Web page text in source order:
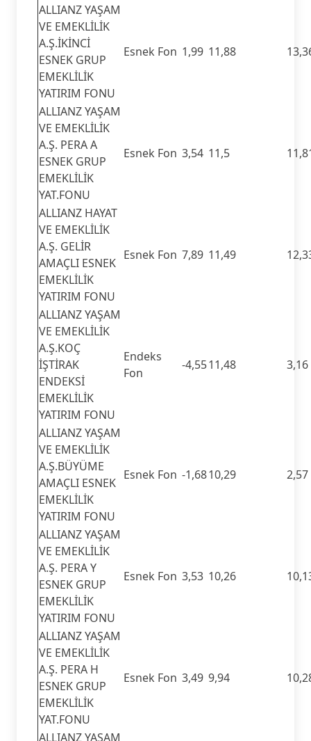
ALLIANZ YAŞAM
VE EMEKLİLİK
A.Ş.İKİNCİ
ESNEK GRUP
EMEKLİLİK
YATIRIM FONU
Esnek Fon 1,99 11,88
ALLIANZ YAŞAM
VE EMEKLİLİK
A.Ş. PERA A
ESNEK GRUP
EMEKLİLİK
YAT.FONU
Esnek Fon 3,54 11,5
ALLIANZ HAYAT
VE EMEKLİLİK
A.Ş. GELİR
AMAÇLI ESNEK
EMEKLİLİK
YATIRIM FONU
Esnek Fon 7,89 11,49
ALLIANZ YAŞAM
VE EMEKLİLİK
A.Ş.KOÇ
İŞTİRAK
ENDEKSİ
EMEKLİLİK
YATIRIM FONU
Endeks
Fon
-4,5511,48 3,16
ALLIANZ YAŞAM
VE EMEKLİLİK
A.Ş.BÜYÜME
AMAÇLI ESNEK
EMEKLİLİK
YATIRIM FONU
Esnek Fon -1,6810,29 2,57
ALLIANZ YAŞAM
VE EMEKLİLİK
A.Ş. PERA Y
ESNEK GRUP
EMEKLİLİK
YATIRIM FONU
Esnek Fon 3,53 10,26
ALLIANZ YAŞAM
VE EMEKLİLİK
A.Ş. PERA H
ESNEK GRUP
EMEKLİLİK
YAT.FONU
Esnek Fon 3,49 9,94
ALLIANZ YAŞAM